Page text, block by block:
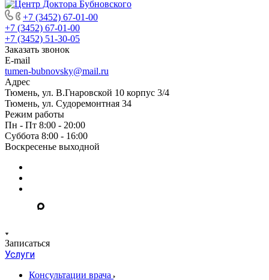
+7 (3452) 67-01-00
+7 (3452) 67-01-00
+7 (3452) 51-30-05
Заказать звонок
E-mail
tumen-bubnovsky@mail.ru
Адрес
Тюмень, ул. В.Гнаровской 10 корпус 3/4
Тюмень, ул. Судоремонтная 34
Режим работы
Пн - Пт 8:00 - 20:00
Суббота 8:00 - 16:00
Воскресенье выходной
Записаться
Услуги
Консультации врача